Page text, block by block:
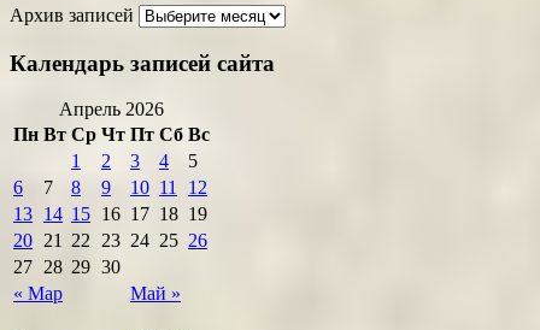
Архив записей
Календарь записей сайта
Апрель 2026
Пн Вт Ср Чт Пт Сб Вс
« Мар Май »
1 2 3 4
5
6
7 8 9 10 11
12
13 14 15 16 17 18 19
20 21 22 23 24 25 26
27 28 29 30